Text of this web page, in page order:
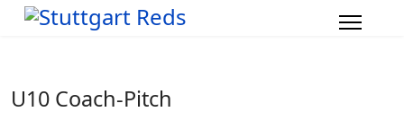
U10 Coach-Pitch